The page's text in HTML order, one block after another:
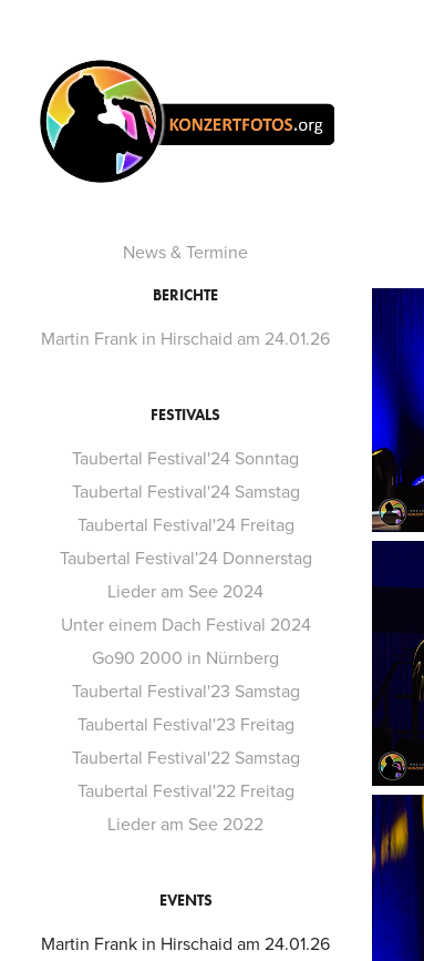
News & Termine
BERICHTE
Martin Frank in Hirschaid am 24.01.26
FESTIVALS
Taubertal Festival'24 Sonntag
Taubertal Festival'24 Samstag
Taubertal Festival'24 Freitag
Taubertal Festival'24 Donnerstag
Lieder am See 2024
Unter einem Dach Festival 2024
Go90 2000 in Nürnberg
Taubertal Festival'23 Samstag
Taubertal Festival'23 Freitag
Taubertal Festival'22 Samstag
Taubertal Festival'22 Freitag
Lieder am See 2022
EVENTS
Martin Frank in Hirschaid am 24.01.26